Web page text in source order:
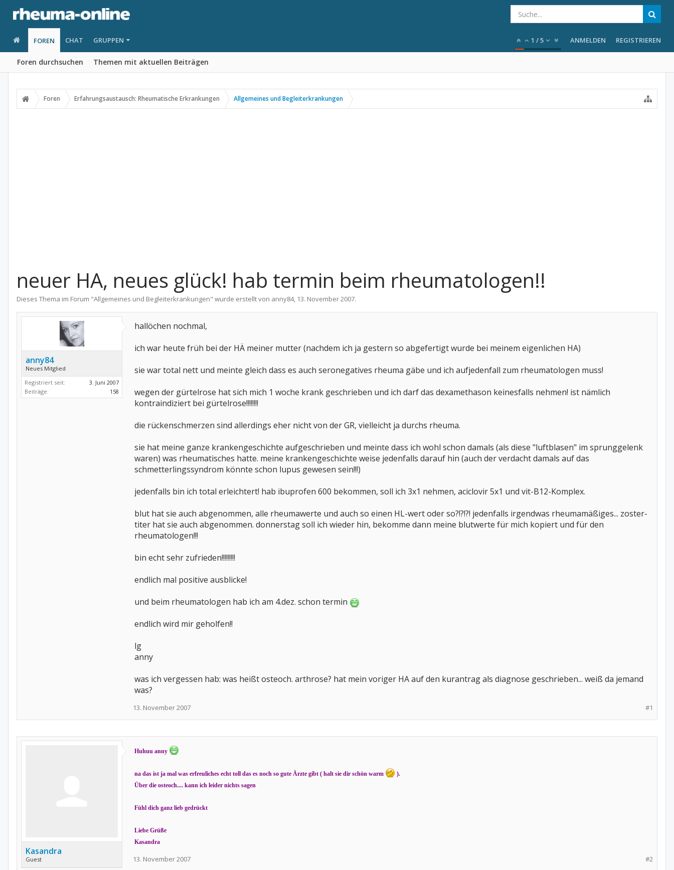
FOREN
Foren durchsuchen Themen mit aktuellen Beiträgen
CHAT GRUPPEN 1 /5 ANMELDEN REGISTRIEREN
Foren Erfahrungsaustausch: Rheumatische Erkrankungen Allgemeines und Begleiterkrankungen
neuer HA, neues glück! hab termin beim rheumatologen!!
Dieses Thema im Forum "Allgemeines und Begleiterkrankungen" wurde erstellt von anny84, 13. November 2007.
anny84
Neues Mitglied
Registriert seit:
3. Juni 2007
Beiträge:
158
hallöchen nochmal,
ich war heute früh bei der HÄ meiner mutter (nachdem ich ja gestern so abgefertigt wurde bei meinem eigenlichen HA)
sie war total nett und meinte gleich dass es auch seronegatives rheuma gäbe und ich aufjedenfall zum rheumatologen muss!
wegen der gürtelrose hat sich mich 1 woche krank geschrieben und ich darf das dexamethason keinesfalls nehmen! ist nämlich
kontraindiziert bei gürtelrose!!!!!!!!
die rückenschmerzen sind allerdings eher nicht von der GR, vielleicht ja durchs rheuma.
sie hat meine ganze krankengeschichte aufgeschrieben und meinte dass ich wohl schon damals (als diese "luftblasen" im sprunggelenk
waren) was rheumatisches hatte. meine krankengeschichte weise jedenfalls darauf hin (auch der verdacht damals auf das
schmetterlingssyndrom könnte schon lupus gewesen sein!!!)
jedenfalls bin ich total erleichtert! hab ibuprofen 600 bekommen, soll ich 3x1 nehmen, aciclovir 5x1 und vit-B12-Komplex.
blut hat sie auch abgenommen, alle rheumawerte und auch so einen HL-wert oder so?!?!?! jedenfalls irgendwas rheumamäßiges... zoster-
titer hat sie auch abgenommen. donnerstag soll ich wieder hin, bekomme dann meine blutwerte für mich kopiert und für den
rheumatologen!!!
bin echt sehr zufrieden!!!!!!!!!
endlich mal positive ausblicke!
und beim rheumatologen hab ich am 4.dez. schon termin
endlich wird mir geholfen!!
lg
anny
was ich vergessen hab: was heißt osteoch. arthrose? hat mein voriger HA auf den kurantrag als diagnose geschrieben... weiß da jemand
was?
#1
13. November 2007
Kasandra
Guest
Huhuu anny
na das ist ja mal was erfreuliches echt toll das es noch so gute Ärzte gibt ( halt sie dir schön warm
).
Über die osteoch.... kann ich leider nichts sagen
Fühl dich ganz lieb gedrückt
Liebe Grüße
Kasandra
#2
13. November 2007